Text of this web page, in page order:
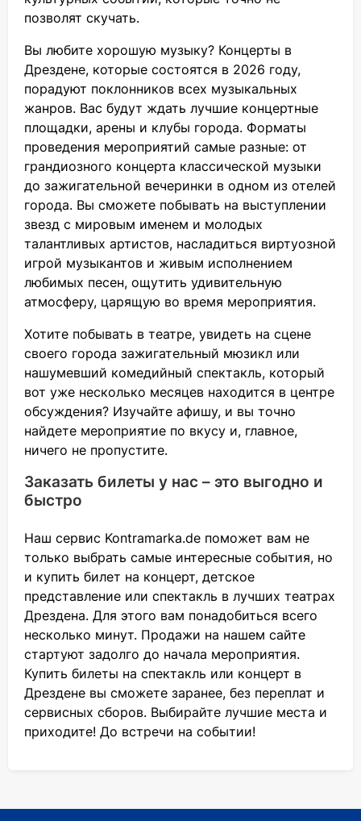
позволят скучать.
Вы любите хорошую музыку? Концерты в
Дрездене, которые состоятся в 2026 году,
порадуют поклонников всех музыкальных
жанров. Вас будут ждать лучшие концертные
площадки, арены и клубы города. Форматы
проведения мероприятий самые разные: от
грандиозного концерта классической музыки
до зажигательной вечеринки в одном из отелей
города. Вы сможете побывать на выступлении
звезд с мировым именем и молодых
талантливых артистов, насладиться виртуозной
игрой музыкантов и живым исполнением
любимых песен, ощутить удивительную
атмосферу, царящую во время мероприятия.
Хотите побывать в театре, увидеть на сцене
своего города зажигательный мюзикл или
нашумевший комедийный спектакль, который
вот уже несколько месяцев находится в центре
обсуждения? Изучайте афишу, и вы точно
найдете мероприятие по вкусу и, главное,
ничего не пропустите.
Заказать билеты у нас – это выгодно и
быстро
Наш сервис Kontramarka.de поможет вам не
только выбрать самые интересные события, но
и купить билет на концерт, детское
представление или спектакль в лучших театрах
Дрездена. Для этого вам понадобиться всего
несколько минут. Продажи на нашем сайте
стартуют задолго до начала мероприятия.
Купить билеты на спектакль или концерт в
Дрездене вы сможете заранее, без переплат и
сервисных сборов. Выбирайте лучшие места и
приходите! До встречи на событии!